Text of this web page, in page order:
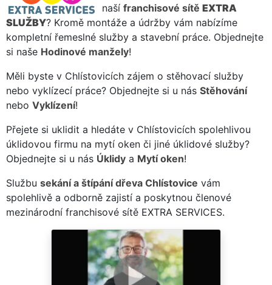
naší franchisové sítě EXTRA
SLUŽBY? Kromě montáže a údržby vám nabízíme
kompletní řemeslné služby a stavební práce. Objednejte
si naše Hodinové manžely!
Měli byste v Chlístovicích zájem o stěhovací služby
nebo vyklízecí práce? Objednejte si u nás Stěhování
nebo Vyklízení!
Přejete si uklidit a hledáte v Chlístovicích spolehlivou
úklidovou firmu na mytí oken či jiné úklidové služby?
Objednejte si u nás Úklidy a Mytí oken!
Službu sekání a štípání dřeva Chlístovice vám
spolehlivě a odborně zajistí a poskytnou členové
mezinárodní franchisové sítě EXTRA SERVICES.